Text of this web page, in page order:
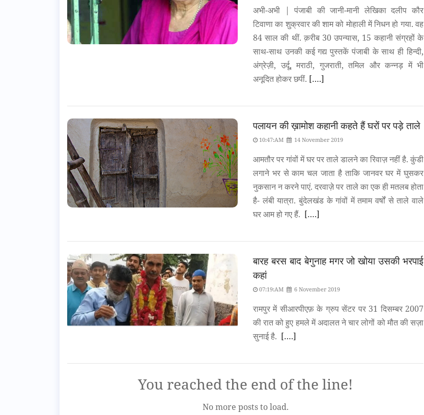
अभी-अभी | पंजाबी की जानी-मानी लेखिका दलीप कौर
टिवाणा का शुक्रवार की शाम को मोहाली में निधन हो गया. वह
84 साल की थीं. क़रीब 30 उपन्यास, 15 कहानी संग्रहों के
साथ-साथ उनकी कई गद्य पुस्तकें पंजाबी के साथ ही हिन्दी,
अंग्रेज़ी, उर्दू, मराठी, गुजराती, तमिल और कन्नड़ में भी
अनूदित होकर छपीं. [….]
पलायन की ख़ामोश कहानी कहते हैं घरों पर पड़े ताले
10:47:AM 14 November 2019
आमतौर पर गांवों में घर पर ताले डालने का रिवाज़ नहीं है. कुंडी
लगाने भर से काम चल जाता है ताकि जानवर घर में घुसकर
नुकसान न करने पाएं. दरवाज़े पर ताले का एक ही मतलब होता
है- लंबी यात्रा. बुंदेलखंड के गांवों में तमाम वर्षों से ताले वाले
घर आम हो गए हैं. [….]
बारह बरस बाद बेगुनाह मगर जो खोया उसकी भरपाई
कहां
07:19:AM 6 November 2019
रामपुर में सीआरपीएफ़ के ग्रुप सेंटर पर 31 दिसम्बर 2007
की रात को हुए हमले में अदालत ने चार लोगों को मौत की सज़ा
सुनाई है. [….]
You reached the end of the line!
No more posts to load.